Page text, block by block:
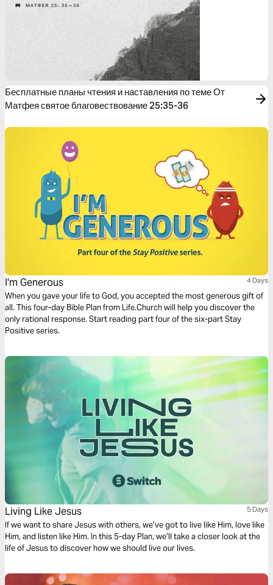
Бесплатные планы чтения и наставления по теме От
Матфея святое благовествование 25:35-36
I'm Generous 4 Days
When you gave your life to God, you accepted the most generous gift of
all. This four-day Bible Plan from Life.Church will help you discover the
only rational response. Start reading part four of the six-part Stay
Positive series.
Living Like Jesus 5 Days
If we want to share Jesus with others, we’ve got to live like Him, love like
Him, and listen like Him. In this 5-day Plan, we’ll take a closer look at the
life of Jesus to discover how we should live our lives.